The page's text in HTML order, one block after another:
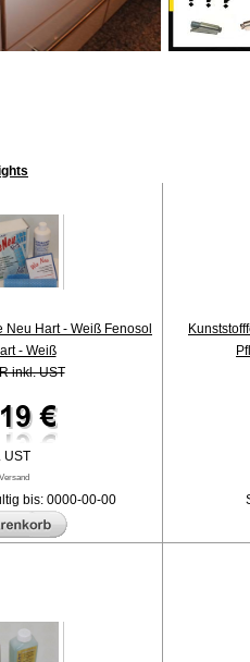
Neu Hart - Weiß Fenosol
- Weiß
inkl. UST
UST
bis: 0000-00-00